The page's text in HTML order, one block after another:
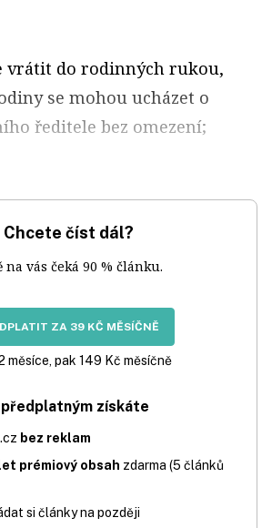
vrátit do rodinných rukou,
se mohou ucházet o
ředitele bez omezení;
Chcete číst dál?
na vás čeká 90 % článku.
ZA 39 KČ MĚSÍČNĚ
měsíce, pak 149 Kč měsíčně
získáte
bez reklam
prémiový obsah zdarma (5 článků
si články na později